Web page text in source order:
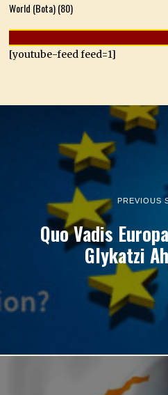
World (Bota)(80)
[youtube-feed feed=1]
PREVIOUS
Quo Vadis
Glykatzi